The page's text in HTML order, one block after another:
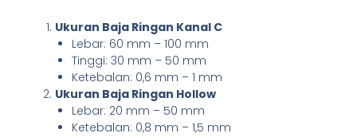
Ukuran Baja Ringan Kanal C
Lebar: 60 mm – 100 mm
Tinggi: 30 mm – 50 mm
Ketebalan: 0,6 mm – 1 mm
Ukuran Baja Ringan Hollow
Lebar: 20 mm – 50 mm
Ketebalan: 0,8 mm – 1,5 mm